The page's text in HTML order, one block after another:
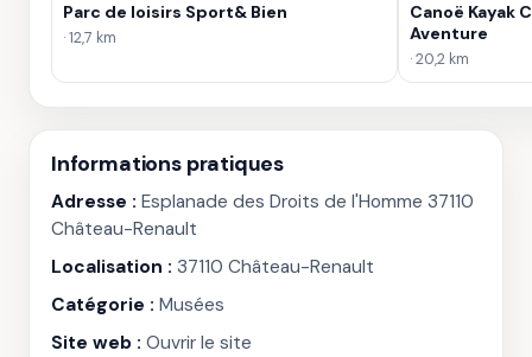
Parc de loisirs Sport& Bien
· 12,7 km
Canoë Kayak
Aventure
· 20,2 km
Informations pratiques
Adresse : Esplanade des Droits de l'Homme 37110
Château-Renault
Localisation : 37110 Château-Renault
Catégorie : Musées
Site web : Ouvrir le site